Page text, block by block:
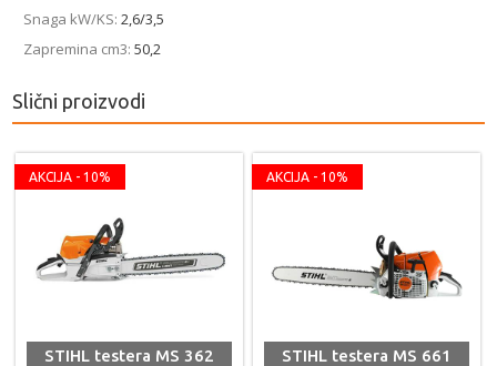
Snaga ­kW/KS:2,6/3,5
Zapremina ­cm3:50,2
Slični proizvodi
AKCIJA - 10%
STIHL testera MS 362
AKCIJA - 10%
STIHL testera MS 661